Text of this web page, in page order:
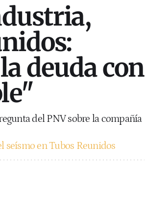
deuda con
del PNV sobre la compañía
seísmo en Tubos Reunidos